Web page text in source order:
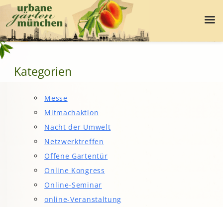
Kategorien
Messe
Mitmachaktion
Nacht der Umwelt
Netzwerktreffen
Offene Gartentür
Online Kongress
Online-Seminar
online-Veranstaltung